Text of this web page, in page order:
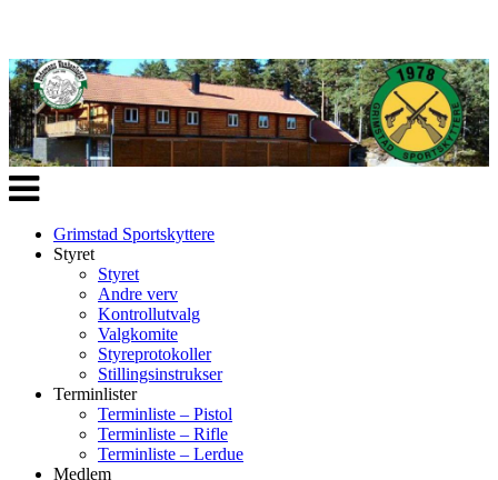
Veksle
navigasjon
Grimstad Sportskyttere
Styret
Styret
Andre verv
Kontrollutvalg
Valgkomite
Styreprotokoller
Stillingsinstrukser
Terminlister
Terminliste – Pistol
Terminliste – Rifle
Terminliste – Lerdue
Medlem